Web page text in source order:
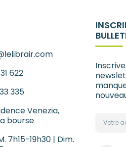
622
335
Venezia,
bourse
7h15-19h30 | Dim.